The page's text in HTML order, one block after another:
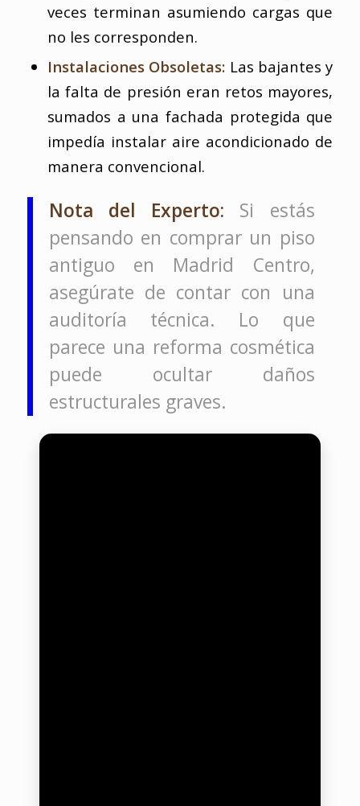
veces terminan asumiendo cargas que
no les corresponden.
Instalaciones Obsoletas: Las bajantes y
la falta de presión eran retos mayores,
sumados a una fachada protegida que
impedía instalar aire acondicionado de
manera convencional.
Nota del Experto: Si estás
pensando en comprar un piso
antiguo en Madrid Centro,
asegúrate de contar con una
auditoría técnica. Lo que
parece una reforma cosmética
puede ocultar daños
estructurales graves.